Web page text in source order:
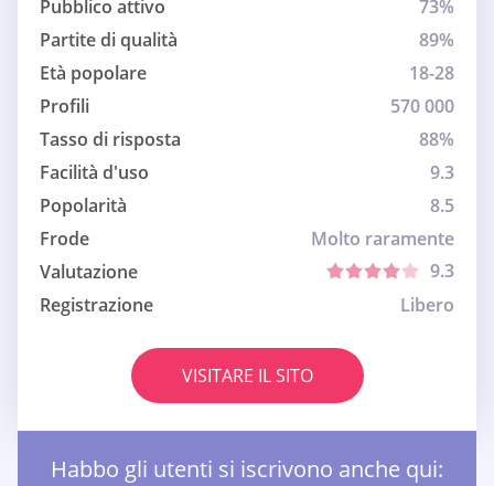
Pubblico attivo
73%
Partite di qualità
89%
Età popolare
18-28
Profili
570 000
Tasso di risposta
88%
Facilità d'uso
9.3
Popolarità
8.5
Frode
Molto raramente
Valutazione
9.3
Registrazione
Libero
VISITARE IL SITO
Habbo gli utenti si iscrivono anche qui: